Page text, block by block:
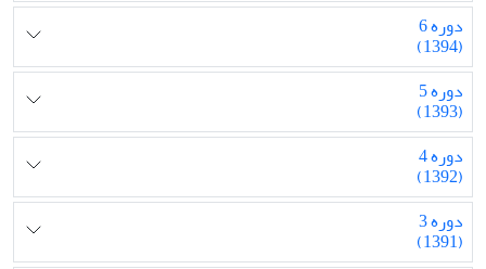
دوره 6
(1394)
دوره 5
(1393)
دوره 4
(1392)
دوره 3
(1391)